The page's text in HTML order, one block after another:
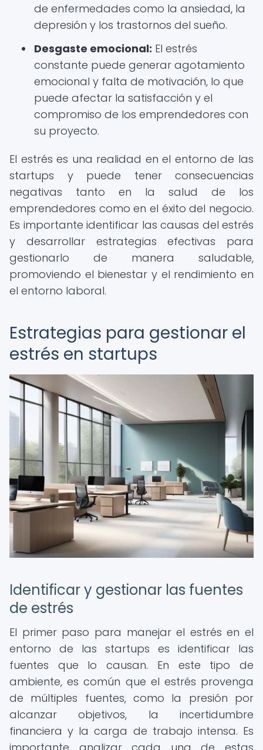
de enfermedades como la ansiedad, la
depresión y los trastornos del sueño.
Desgaste emocional: El estrés
constante puede generar agotamiento
emocional y falta de motivación, lo que
puede afectar la satisfacción y el
compromiso de los emprendedores con
su proyecto.
El estrés es una realidad en el entorno de las
startups y puede tener consecuencias
negativas tanto en la salud de los
emprendedores como en el éxito del negocio.
Es importante identificar las causas del estrés
y desarrollar estrategias efectivas para
gestionarlo de manera saludable,
promoviendo el bienestar y el rendimiento en
el entorno laboral.
Estrategias para gestionar el
estrés en startups
Identificar y gestionar las fuentes
de estrés
El primer paso para manejar el estrés en el
entorno de las startups es identificar las
fuentes que lo causan. En este tipo de
ambiente, es común que el estrés provenga
de múltiples fuentes, como la presión por
alcanzar objetivos, la incertidumbre
financiera y la carga de trabajo intensa. Es